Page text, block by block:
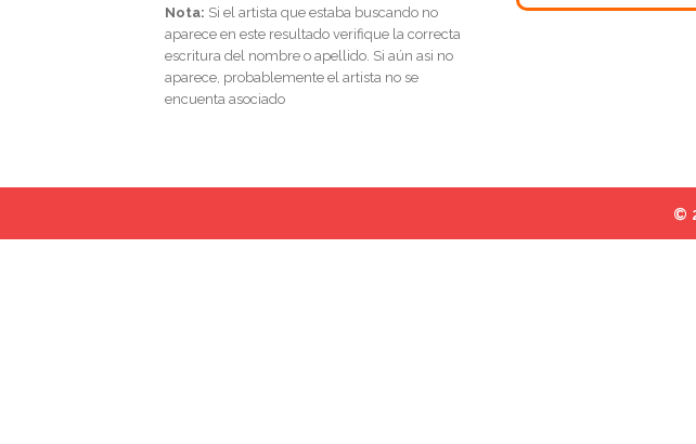
Nota: Si el artista que estaba buscando no
aparece en este resultado verifique la correcta
escritura del nombre o apellido. Si aún asi no
aparece, probablemente el artista no se
encuenta asociado
©